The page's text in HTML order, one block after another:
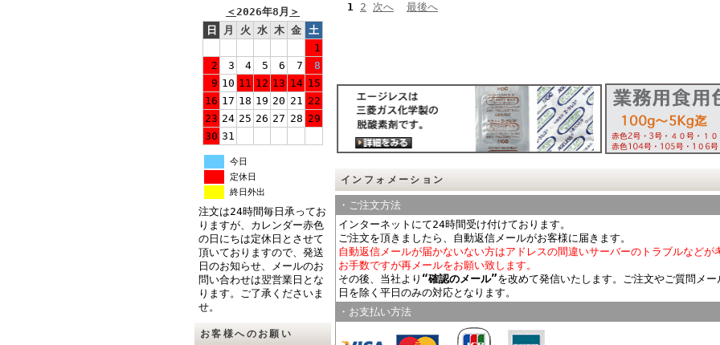
＜2026年8月 ＞
日
月 火 水 木 金 土
1
2
3 4 5 6 7
8
9 10 11 12 13 14 15
16 17 18 19 20 21 22
23 24 25 26 27 28 29
30 31
今日
定休日
終日外出
注文は24時間毎日承ってお
りますが、カレンダー赤色
の日にちは定休日とさせて
頂いておりますので、発送
日のお知らせ、メールのお
問い合わせは翌営業日とな
ります。ご了承くださいま
せ。
お客様へのお願い
1 2 次へ 最後へ
インフォメーション
・ご注文方法
インターネットにて24時間受け付けております。
ご注文を頂きましたら、自動返信メールがお客様に届きます。
自動返信メールが届かないない方はアドレスの間違いサーバーのトラブルなどが
お手数ですが再メールをお願い致します。
その後、当社より “確認のメール”を改めて発信いたします。ご注文やご質問メ
日を除く平日のみの対応となります。
・お支払い方法